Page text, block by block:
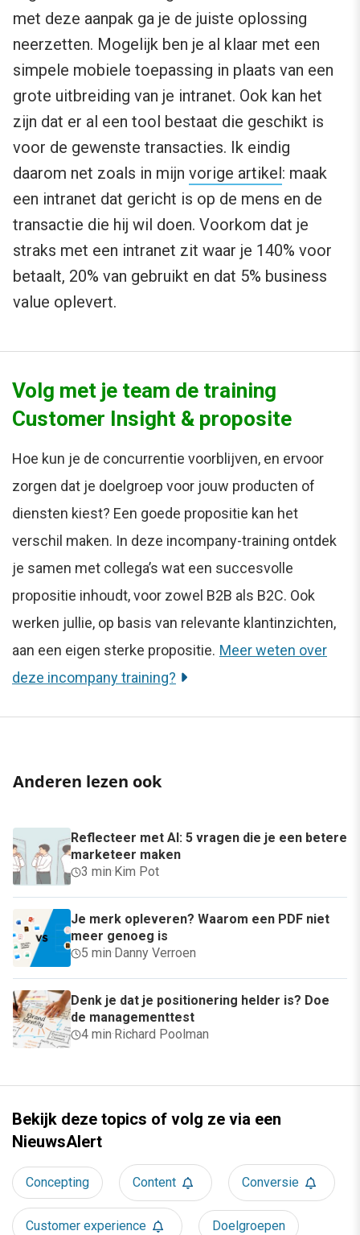
met deze aanpak ga je de juiste oplossing
neerzetten. Mogelijk ben je al klaar met een
simpele mobiele toepassing in plaats van een
grote uitbreiding van je intranet. Ook kan het
zijn dat er al een tool bestaat die geschikt is
voor de gewenste transacties. Ik eindig
daarom net zoals in mijn vorige artikel: maak
een intranet dat gericht is op de mens en de
transactie die hij wil doen. Voorkom dat je
straks met een intranet zit waar je 140% voor
betaalt, 20% van gebruikt en dat 5% business
value oplevert.
Volg met je team de training
Customer Insight & proposite
Hoe kun je de concurrentie voorblijven, en ervoor
zorgen dat je doelgroep voor jouw producten of
diensten kiest? Een goede propositie kan het
verschil maken. In deze incompany-training ontdek
je samen met collega’s wat een succesvolle
propositie inhoudt, voor zowel B2B als B2C. Ook
werken jullie, op basis van relevante klantinzichten,
aan een eigen sterke propositie. Meer weten over
deze incompany training?
Anderen lezen ook
Reflecteer met AI: 5 vragen die je een betere
marketeer maken
3 min· Kim Pot
Je merk opleveren? Waarom een PDF niet
meer genoeg is
5 min· Danny Verroen
Denk je dat je positionering helder is? Doe
de managementtest
4 min· Richard Poolman
Bekijk deze topics of volg ze via een
NieuwsAlert
Concepting Content Conversie
Customer experience Doelgroepen